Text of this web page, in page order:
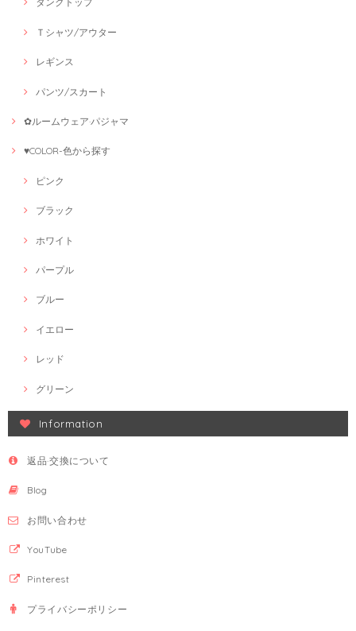
Ｔシャツ/アウター
レギンス
パンツ/スカート
✿ルームウェア·パジャマ
♥COLOR-色から探す
ピンク
ブラック
ホワイト
パープル
ブルー
イエロー
レッド
グリーン
Information
返品·交換について
Blog
お問い合わせ
YouTube
Pinterest
プライバシーポリシー